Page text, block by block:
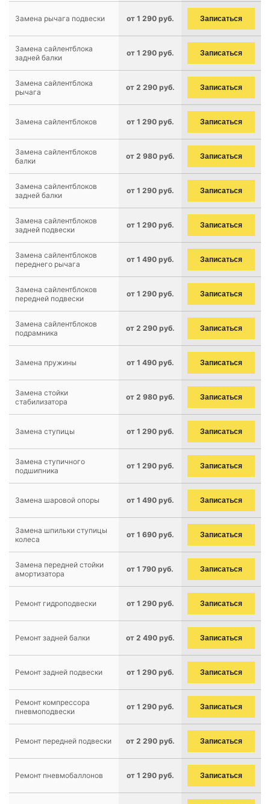
Замена рычага подвески от 1 290 руб. Записаться
Замена сайлентблока
задней балки
от 1 290 руб. Записаться
Замена сайлентблока
рычага
от 2 290 руб. Записаться
Замена сайлентблоков от 1 290 руб. Записаться
Замена сайлентблоков
балки
от 2 980 руб. Записаться
Замена сайлентблоков
задней балки
от 1 290 руб. Записаться
Замена сайлентблоков
задней подвески
от 1 290 руб. Записаться
Замена сайлентблоков
переднего рычага
от 1 490 руб. Записаться
Замена сайлентблоков
передней подвески
от 1 290 руб. Записаться
Замена сайлентблоков
подрамника
от 2 290 руб. Записаться
Замена пружины от 1 490 руб. Записаться
Замена стойки
стабилизатора
от 2 980 руб. Записаться
Замена ступицы от 1 290 руб. Записаться
Замена ступичного
подшипника
от 1 290 руб. Записаться
Замена шаровой опоры от 1 490 руб. Записаться
Замена шпильки ступицы
колеса
от 1 690 руб. Записаться
Замена передней стойки
амортизатора
от 1 790 руб. Записаться
Ремонт гидроподвески от 1 290 руб. Записаться
Ремонт задней балки от 2 490 руб. Записаться
Ремонт задней подвески от 1 290 руб. Записаться
Ремонт компрессора
пневмоподвески
от 1 290 руб. Записаться
Ремонт передней подвески от 2 290 руб. Записаться
Ремонт пневмобаллонов от 1 290 руб. Записаться